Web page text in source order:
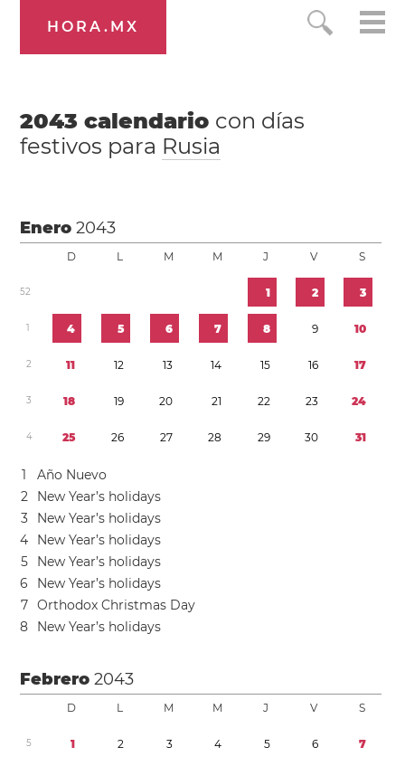
HORA.MX
2043 calendario con días
festivos para Rusia
Enero2043
D L M M J V S
52 1 2 3
1 4 5 6 7 8 9 10
2 11 12 13 14 15 16 17
3 18 19 20 21 22 23 24
4 25 26 27 28 29 30 31
1
Año Nuevo
2
New Year’s holidays
3
New Year’s holidays
4
New Year’s holidays
5
New Year’s holidays
6
New Year’s holidays
7 Orthodox Christmas Day
8
New Year’s holidays
Febrero2043
D L M M J V S
5 1 2 3 4 5 6 7